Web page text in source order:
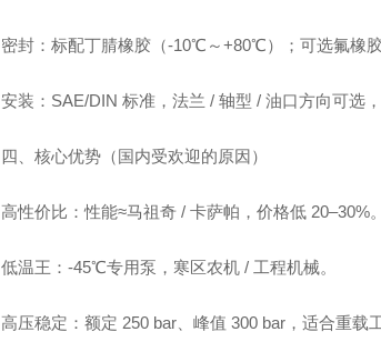
密封：标配丁腈橡胶（-10℃～+80℃）；可选氟橡
安装：SAE/DIN 标准，法兰 / 轴型 / 油口方向可选
四、核心优势（国内受欢迎的原因）
高性价比：性能≈马祖奇 / 卡萨帕，价格低 20–30%。
低温王：-45℃专用泵，寒区农机 / 工程机械。
高压稳定：额定 250 bar、峰值 300 bar，适合重载工